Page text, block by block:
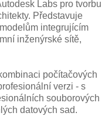
Labs pro tvorbu
Představuje
integrujícím
inženýrské sítě,
počítačových
verzi - s
souborových
datových sad.